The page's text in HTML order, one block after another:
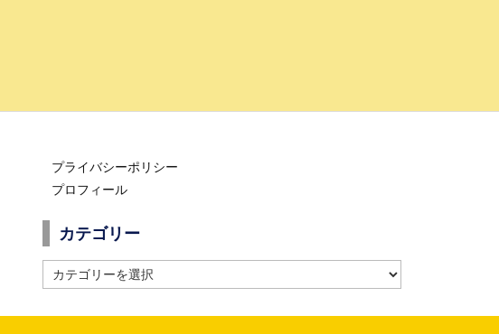
プライバシーポリシー
プロフィール
カテゴリー